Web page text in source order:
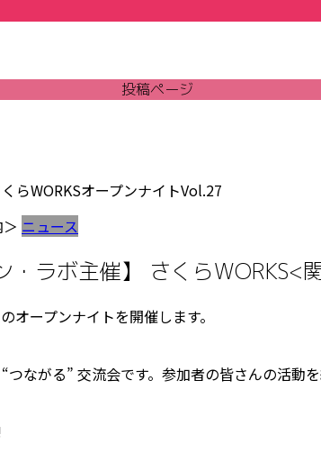
投稿ページ
らWORKSオープンナイトVol.27
ニュース
・ラボ主催】 さくらWORKS<
オープンナイトを開催します。
つながる” 交流会です。参加者の皆さんの活動